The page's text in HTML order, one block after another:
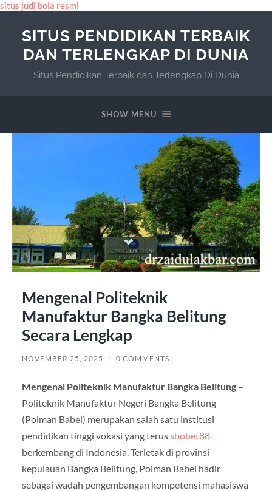
situs judi bola resmi
SITUS PENDIDIKAN TERBAIK
DAN TERLENGKAP DI DUNIA
Situs Pendidikan Terbaik dan Terlengkap Di Dunia
SHOW MENU
Mengenal Politeknik
Manufaktur Bangka Belitung
Secara Lengkap
NOVEMBER 25, 2025 / 0 COMMENTS
Mengenal Politeknik Manufaktur Bangka Belitung –
Politeknik Manufaktur Negeri Bangka Belitung
(Polman Babel) merupakan salah satu institusi
pendidikan tinggi vokasi yang terussbobet88
berkembang di Indonesia. Terletak di provinsi
kepulauan Bangka Belitung, Polman Babel hadir
sebagai wadah pengembangan kompetensi mahasiswa